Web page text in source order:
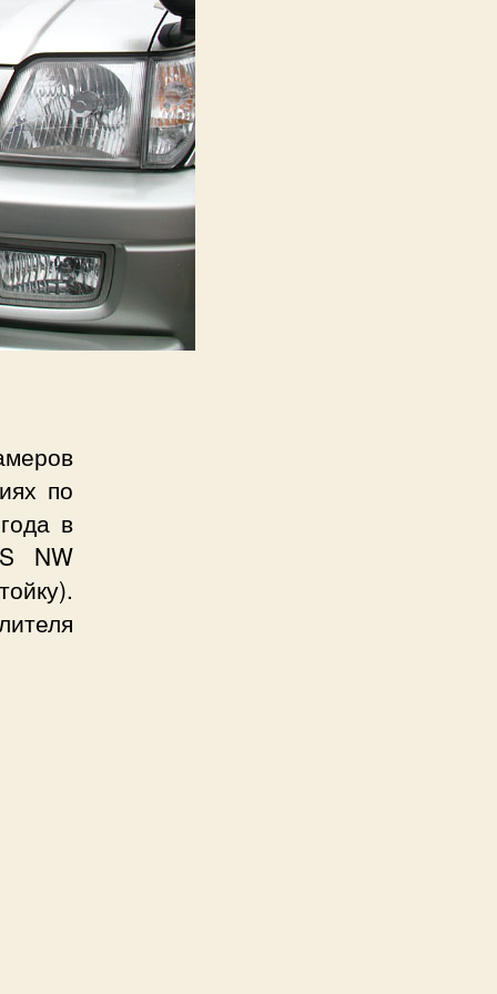
по
в
NW